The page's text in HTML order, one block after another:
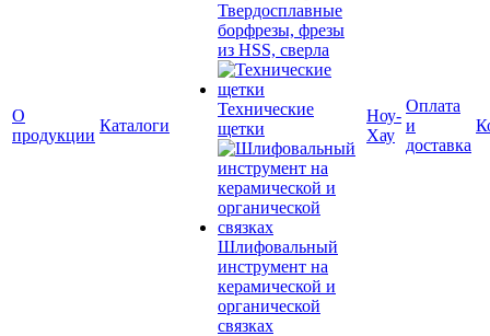
О
продукции
Каталоги
Твердосплавные
борфрезы, фрезы
из HSS, сверла
Технические
щетки
Шлифовальный
инструмент на
керамической и
органической
связках
Ноу-
Хау
Оплата
и
доставка